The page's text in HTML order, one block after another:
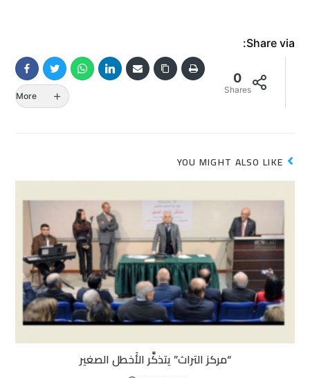
Share via:
0
Shares
More
YOU MIGHT ALSO LIKE
“مركز التراث” يتذكَّر الأَخطل الصغير